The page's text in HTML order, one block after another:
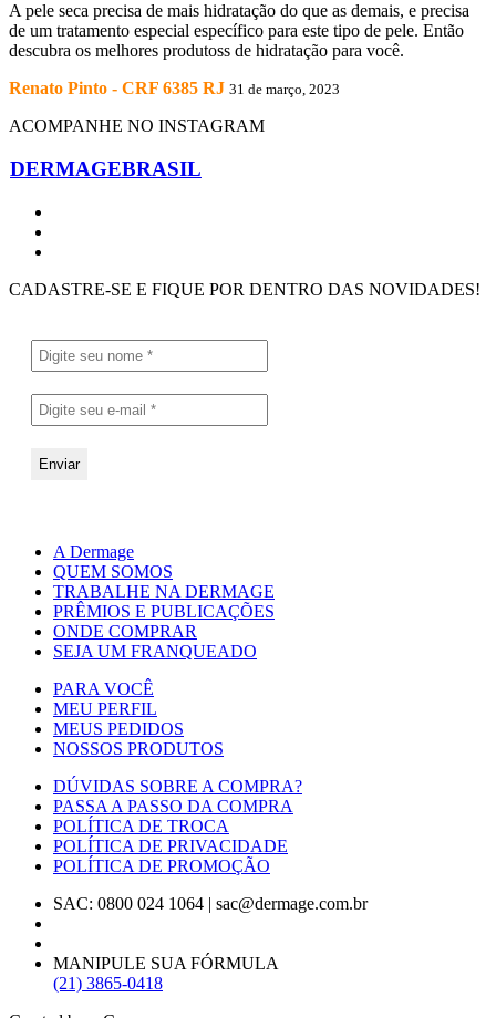
A pele seca precisa de mais hidratação do que as demais, e precisa
de um tratamento especial específico para este tipo de pele. Então
descubra os melhores produtoss de hidratação para você.
Renato Pinto - CRF 6385 RJ 31 de março, 2023
ACOMPANHE NO INSTAGRAM
DERMAGEBRASIL
CADASTRE-SE E FIQUE POR DENTRO DAS NOVIDADES!
A Dermage
QUEM SOMOS
TRABALHE NA DERMAGE
PRÊMIOS E PUBLICAÇÕES
ONDE COMPRAR
SEJA UM FRANQUEADO
PARA VOCÊ
MEU PERFIL
MEUS PEDIDOS
NOSSOS PRODUTOS
DÚVIDAS SOBRE A COMPRA?
PASSA A PASSO DA COMPRA
POLÍTICA DE TROCA
POLÍTICA DE PRIVACIDADE
POLÍTICA DE PROMOÇÃO
SAC: 0800 024 1064 | sac@dermage.com.br
MANIPULE SUA FÓRMULA
(21) 3865-0418